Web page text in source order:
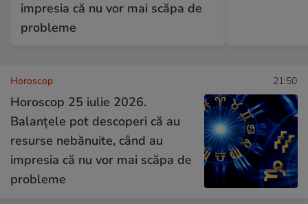
impresia că nu vor mai scăpa de
probleme
Horoscop 21:50
Horoscop 25 iulie 2026.
Balanțele pot descoperi că au
resurse nebănuite, când au
impresia că nu vor mai scăpa de
probleme